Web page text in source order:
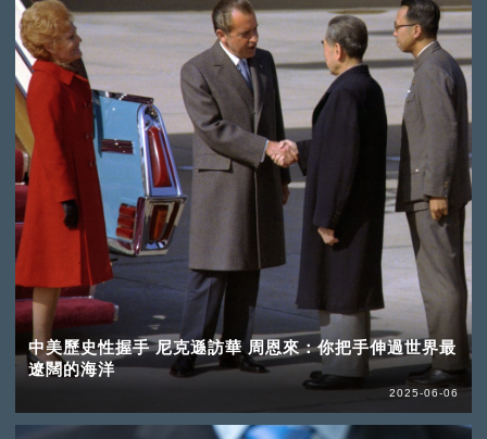
中美歷史性握手 尼克遜訪華 周恩來：你把手伸過世界最
遼闊的海洋
2025-06-06